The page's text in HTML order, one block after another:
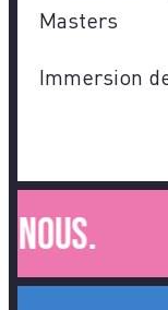
Masters
Immersion